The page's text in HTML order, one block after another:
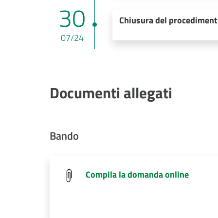
30
07/24
Chiusura del
Documenti allegati
Bando
Compila la domanda online